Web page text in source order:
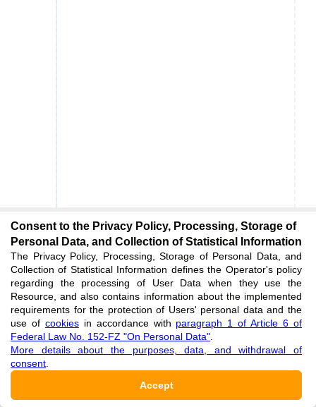
Consent to the Privacy Policy, Processing, Storage of
Personal Data, and Collection of Statistical Information
The Privacy Policy, Processing, Storage of Personal Data, and
Collection of Statistical Information defines the Operator's policy
regarding the processing of User Data when they use the
Resource, and also contains information about the implemented
requirements for the protection of Users' personal data and the
use of cookiesin accordance with paragraph 1 of Article 6 of
Federal Law No. 152-FZ "On Personal Data"
More details about the purposes, data, and withdrawal of
consent
Accept